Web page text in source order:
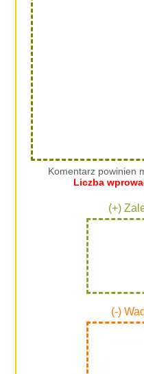
Komentarz powinien
Liczba
(+)
(-)